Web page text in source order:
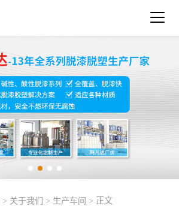
> 关于我们 > 生产车间 > 正文